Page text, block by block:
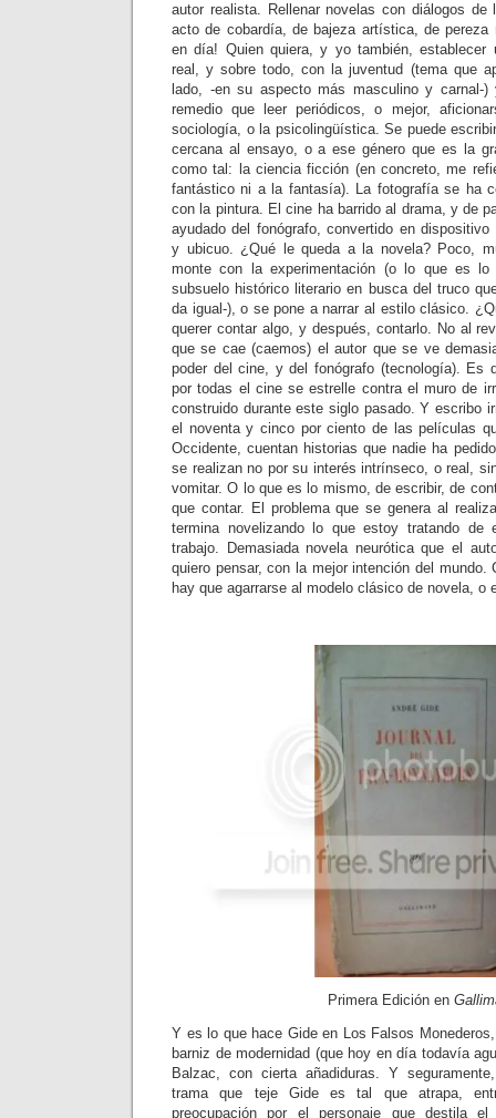
autor realista. Rellenar novelas con diálogos
acto de cobardía, de bajeza artística, de pereza
en día! Quien quiera, y yo también, establecer
real, y sobre todo, con la juventud (tema que
lado, -en su aspecto más masculino y carnal-
remedio que leer periódicos, o mejor,
sociología, o la psicolingüística. Se puede
cercana al ensayo, o a ese género que es la
como tal: la ciencia ficción (en concreto, me
fantástico ni a la fantasía). La fotografía se ha
con la pintura. El cine ha barrido al drama, y de
ayudado del fonógrafo, convertido en
y ubicuo. ¿Qué le queda a la novela? Poco,
monte con la experimentación (o lo que es
subsuelo histórico literario en busca del truco
da igual-), o se pone a narrar al estilo clásico.
querer contar algo, y después, contarlo. No al
que se cae (caemos) el autor que se ve
poder del cine, y del fonógrafo (tecnología). Es
por todas el cine se estrelle contra el muro de
construido durante este siglo pasado. Y escribo
el noventa y cinco por ciento de las películas
Occidente, cuentan historias que nadie ha
se realizan no por su interés intrínseco, o real,
vomitar. O lo que es lo mismo, de escribir, de
que contar. El problema que se genera al
termina novelizando lo que estoy tratando de
trabajo. Demasiada novela neurótica que el
quiero pensar, con la mejor intención del
hay que agarrarse al modelo clásico de novela, o
Primera Edición en
Y es lo que hace Gide en Los Falsos
barniz de modernidad (que hoy en día todavía
Balzac, con cierta añadiduras. Y
trama que teje Gide es tal que atrapa,
preocupación por el personaje que destila